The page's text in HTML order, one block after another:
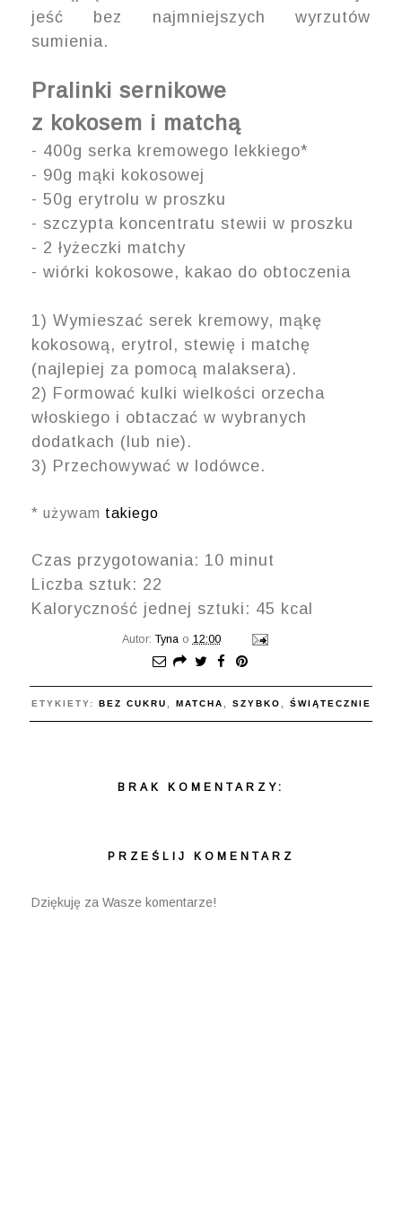
jeść bez najmniejszych wyrzutów
sumienia.
Pralinki sernikowe
z kokosem i matchą
- 400g serka kremowego lekkiego*
- 90g mąki kokosowej
- 50g erytrolu w proszku
- szczypta koncentratu stewii w proszku
- 2 łyżeczki matchy
- wiórki kokosowe, kakao do obtoczenia
1) Wymieszać serek kremowy, mąkę
kokosową, erytrol, stewię i matchę
(najlepiej za pomocą malaksera).
2) Formować kulki wielkości orzecha
włoskiego i obtaczać w wybranych
dodatkach (lub nie).
3) Przechowywać w lodówce.
* używam takiego
Czas przygotowania: 10 minut
Liczba sztuk: 22
Kaloryczność jednej sztuki: 45 kcal
Autor:Tyna o 12:00
ETYKIETY: BEZ CUKRU MATCHA SZYBKO ŚWIĄTECZNIE
BRAK KOMENTARZY:
PRZEŚLIJ KOMENTARZ
Dziękuję za Wasze komentarze!